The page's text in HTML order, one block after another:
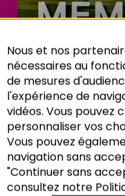
Recherche
Nous et nos
nécessaires au
de mesures
l'expérience de
vidéos. Vous pouvez
personnaliser vos
Vous pouvez
navigation sans
"Continuer sans
consultez notre